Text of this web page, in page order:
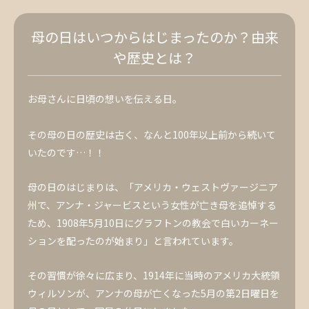
母の日はいつからはじまったのか？由来
や歴史とは？
お母さんに日頃の想いを伝える日。
その母の日の歴史は古く、なんと100年以上前から続いて
いたのです…！！
母の日のはじまりは、「アメリカ・ウェストヴァージニア
州で、アンナ・ジャービスという女性が亡き母を追悼する
ため、1908年5月10日にグラフトンの教会で白いカーネー
ションを配ったのが始まり」と言われています。
その習慣が徐々に広まり、1914年に当時のアメリカ大統領
ウィルソンが、アンナの母が亡くなった5月の第2日曜日を